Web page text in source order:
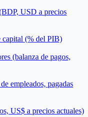
USD a precios
capital (% del PIB)
(balanza de pagos,
empleados, pagadas
US$ a precios actuales)